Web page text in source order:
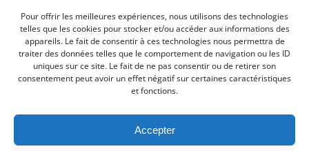
Pour offrir les meilleures expériences, nous utilisons des technologies
telles que les cookies pour stocker et/ou accéder aux informations des
appareils. Le fait de consentir à ces technologies nous permettra de
traiter des données telles que le comportement de navigation ou les ID
uniques sur ce site. Le fait de ne pas consentir ou de retirer son
consentement peut avoir un effet négatif sur certaines caractéristiques
et fonctions.
Accepter
04 66 88 01 05